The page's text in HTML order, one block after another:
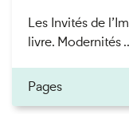
Les Invités de
livre. Modernités
Pages